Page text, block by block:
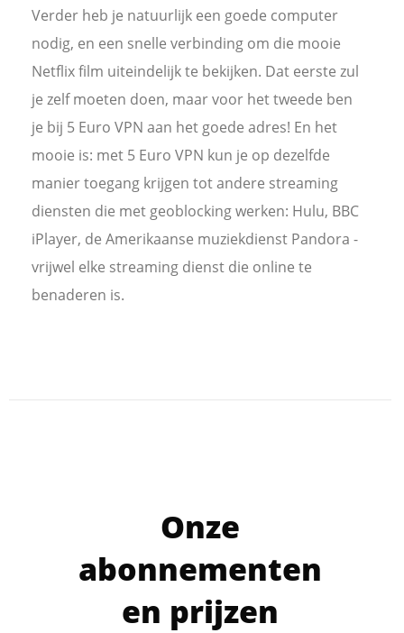
Verder heb je natuurlijk een goede computer
nodig, en een snelle verbinding om die mooie
Netflix film uiteindelijk te bekijken. Dat eerste zul
je zelf moeten doen, maar voor het tweede ben
je bij 5 Euro VPN aan het goede adres! En het
mooie is: met 5 Euro VPN kun je op dezelfde
manier toegang krijgen tot andere streaming
diensten die met geoblocking werken: Hulu, BBC
iPlayer, de Amerikaanse muziekdienst Pandora -
vrijwel elke streaming dienst die online te
benaderen is.
Onze
abonnementen
en prijzen